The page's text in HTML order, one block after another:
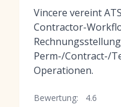
Vincere vereint
Contractor-
Perm-/Contract-/
Operationen.
Bewertung: 4.6